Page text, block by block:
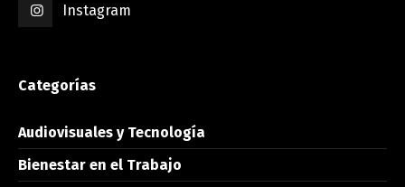
Instagram
Categorías
Audiovisuales y Tecnología
Bienestar en el Trabajo